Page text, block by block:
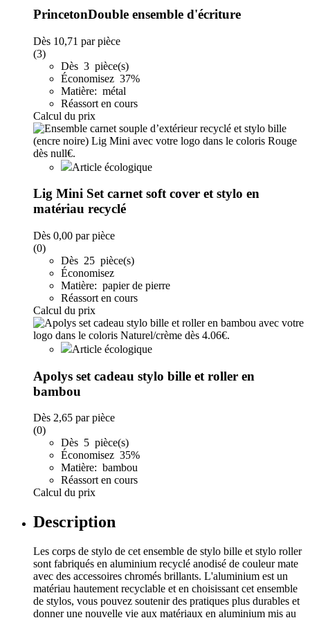
PrincetonDouble ensemble d'écriture
Dès 10,71 par pièce
(3)
Dès 3 pièce(s)
Économisez 37%
Matière: métal
Réassort en cours
Calcul du prix
Article écologique
Lig Mini Set carnet soft cover et stylo en
matériau recyclé
Dès 0,00 par pièce
(0)
Dès 25 pièce(s)
Économisez
Matière: papier de pierre
Réassort en cours
Calcul du prix
Article écologique
Apolys set cadeau stylo bille et roller en
bambou
Dès 2,65 par pièce
(0)
Dès 5 pièce(s)
Économisez 35%
Matière: bambou
Réassort en cours
Calcul du prix
Description
Les corps de stylo de cet ensemble de stylo bille et stylo roller
sont fabriqués en aluminium recyclé anodisé de couleur mate
avec des accessoires chromés brillants. L'aluminium est un
matériau hautement recyclable et en choisissant cet ensemble
de stylos, vous pouvez soutenir des pratiques plus durables et
donner une nouvelle vie aux matériaux en aluminium mis au